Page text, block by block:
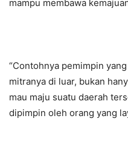
mampu membawa
“Contohnya pemimpin
mitranya di luar, bukan
mau maju suatu daerah
dipimpin oleh orang yang